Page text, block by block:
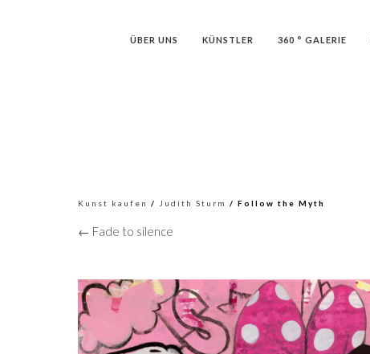
ÜBER UNS KÜNSTLER 360 ° GALERIE
Kunst kaufen / Judith Sturm / Follow the Myth
← Fade to silence